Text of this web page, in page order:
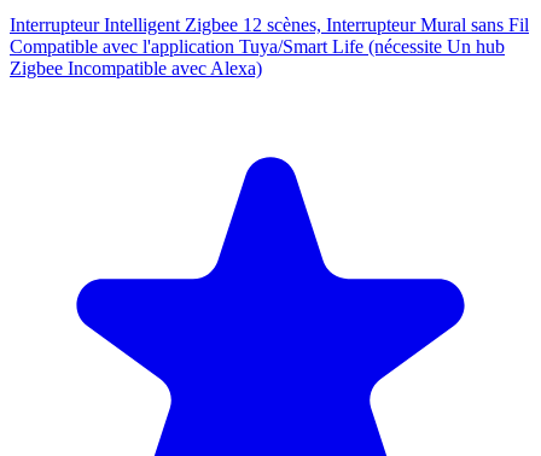
Interrupteur Intelligent Zigbee 12 scènes, Interrupteur Mural sans Fil
Compatible avec l'application Tuya/Smart Life (nécessite Un hub
Zigbee Incompatible avec Alexa)